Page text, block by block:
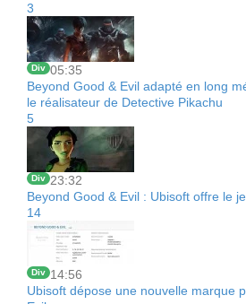
3
Div 05:35
Beyond Good & Evil adapté en long
le réalisateur de Detective Pikachu
5
Div 23:32
Beyond Good & Evil : Ubisoft offre le
14
Div 14:56
Ubisoft dépose une nouvelle marque